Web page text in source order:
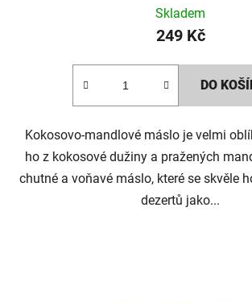
Skladem
249 Kč
DO
Kokosovo-mandlové máslo je velmi
ho z kokosové dužiny a pražených
chutné a voňavé máslo, které se skvěle
dezertů jako...